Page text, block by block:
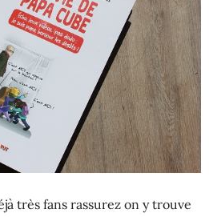
très fans rassurez on y trouve